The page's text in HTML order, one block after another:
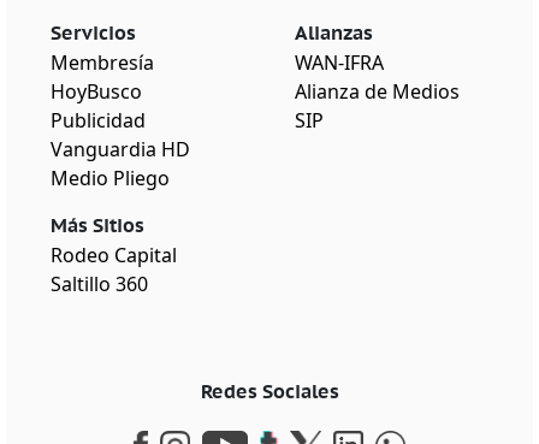
Servicios
Membresía
HoyBusco
Publicidad
Vanguardia HD
Medio Pliego
Más Sitios
Rodeo Capital
Saltillo 360
Alianzas
WAN-IFRA
Alianza de Medios
SIP
Redes Sociales